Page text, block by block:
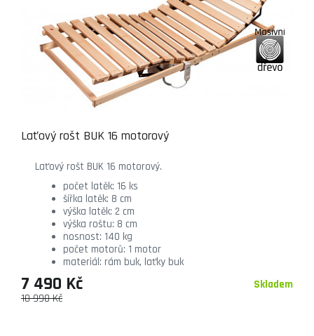
Laťový rošt BUK 16 motorový
Laťový rošt BUK 16 motorový.
počet latěk: 16 ks
šířka latěk: 8 cm
výška latěk: 2 cm
výška roštu: 8 cm
nosnost: 140 kg
počet motorů: 1 motor
materiál: rám buk, laťky buk
Skladem
10 990 Kč
7 490 Kč